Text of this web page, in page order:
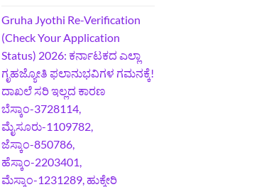
Gruha Jyothi Re-Verification
(Check Your Application
Status) 2026: ಕರ್ನಾಟಕದ ಎಲ್ಲಾ
ಗೃಹಜ್ಯೋತಿ ಫಲಾನುಭವಿಗಳ ಗಮನಕ್ಕೆ!
ದಾಖಲೆ ಸರಿ ಇಲ್ಲದ ಕಾರಣ
ಬೆಸ್ಕಾಂ-3728114,
ಮೈಸೂರು-1109782,
ಜೆಸ್ಕಾಂ-850786,
ಹೆಸ್ಕಾಂ-2203401,
ಮೆಸ್ಕಾಂ-1231289, ಹುಕ್ಕೇರಿ